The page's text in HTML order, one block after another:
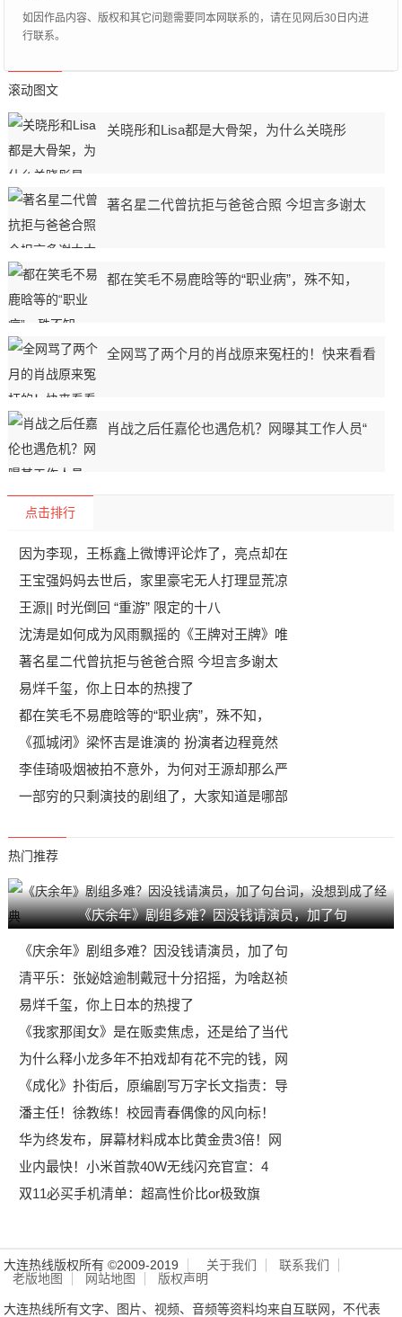
如因作品内容、版权和其它问题需要同本网联系的，请在见网后30日内进
行联系。
滚动图文
关晓彤和Lisa都是大骨架，为什么关晓彤
著名星二代曾抗拒与爸爸合照 今坦言多谢太
都在笑毛不易鹿晗等的“职业病”，殊不知，
全网骂了两个月的肖战原来冤枉的！快来看看
肖战之后任嘉伦也遇危机？网曝其工作人员“
点击排行
因为李现，王栎鑫上微博评论炸了，亮点却在
王宝强妈妈去世后，家里豪宅无人打理显荒凉
王源|| 时光倒回 “重游” 限定的十八
沈涛是如何成为风雨飘摇的《王牌对王牌》唯
著名星二代曾抗拒与爸爸合照 今坦言多谢太
易烊千玺，你上日本的热搜了
都在笑毛不易鹿晗等的“职业病”，殊不知，
《孤城闭》梁怀吉是谁演的 扮演者边程竟然
李佳琦吸烟被拍不意外，为何对王源却那么严
一部穷的只剩演技的剧组了，大家知道是哪部
热门推荐
《庆余年》剧组多难？因没钱请演员，加了句
《庆余年》剧组多难？因没钱请演员，加了句
清平乐：张妼娢逾制戴冠十分招摇，为啥赵祯
易烊千玺，你上日本的热搜了
《我家那闺女》是在贩卖焦虑，还是给了当代
为什么释小龙多年不拍戏却有花不完的钱，网
《成化》扑街后，原编剧写万字长文指责：导
潘主任！徐教练！校园青春偶像的风向标！
华为终发布，屏幕材料成本比黄金贵3倍！网
业内最快！小米首款40W无线闪充官宣：4
双11必买手机清单：超高性价比or极致旗
大连热线版权所有 ©2009-2019 关于我们
联系我们
老版地图
网站地图 版权声明
大连热线所有文字、图片、视频、音频等资料均来自互联网，不代表